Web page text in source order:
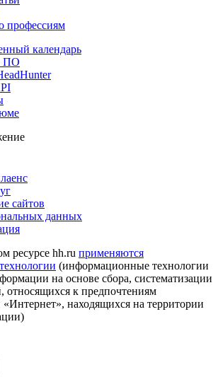
профессиям
календарь
ПО
сайтов
данных
ресурсе hh.ru применяются
(информационные технологии
на основе сбора, систематизации
относящихся к предпочтениям
«Интернет», находящихся на территории